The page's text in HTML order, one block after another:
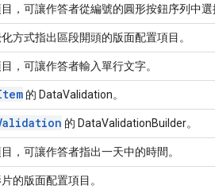
目，可讓作答者從編號的圓形按鈕序列中
方式指出區段開頭的版面配置項目。
，可讓作答者輸入單行文字。
的 DataValidation。
的 DataValidationBuilder。
，可讓作答者指出一天中的時間。
的版面配置項目。